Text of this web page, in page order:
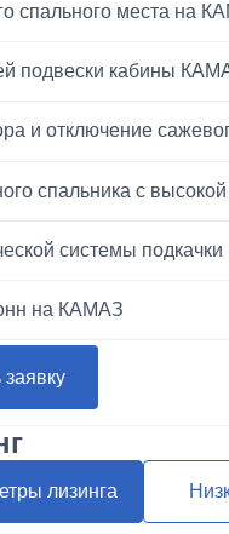
спального места на
подвески кабины
и отключение
спальника с
системы
на КАМАЗ
КАМАЗ ЕВРО-3/4/5 на
лизинга